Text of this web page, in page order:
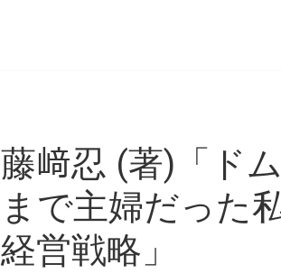
藤﨑忍 (著)「ド
まで主婦だった
経営戦略」